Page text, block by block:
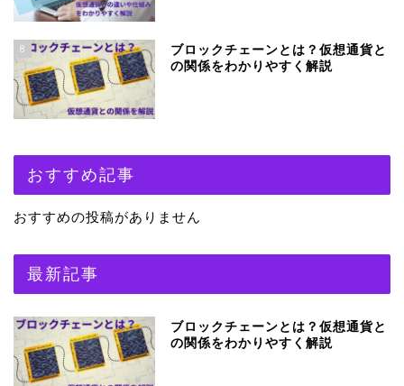
8
ブロックチェーンとは？仮想通貨と
の関係をわかりやすく解説
おすすめ記事
おすすめの投稿がありません
最新記事
ブロックチェーンとは？仮想通貨と
の関係をわかりやすく解説